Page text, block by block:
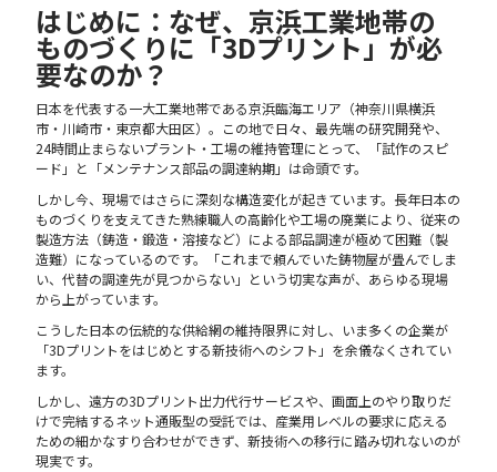
はじめに：なぜ、京浜工業地帯の
ものづくりに「3Dプリント」が必
要なのか？
日本を代表する一大工業地帯である京浜臨海エリア（神奈川県横浜
市・川崎市・東京都大田区）。この地で日々、最先端の研究開発や、
24時間止まらないプラント・工場の維持管理にとって、「試作のスピ
ード」と「メンテナンス部品の調達納期」は命頭です。
しかし今、現場ではさらに深刻な構造変化が起きています。長年日本の
ものづくりを支えてきた熟練職人の高齢化や工場の廃業により、従来の
製造方法（鋳造・鍛造・溶接など）による部品調達が極めて困難（製
造難）になっているのです。「これまで頼んでいた鋳物屋が畳んでしま
い、代替の調達先が見つからない」という切実な声が、あらゆる現場
から上がっています。
こうした日本の伝統的な供給網の維持限界に対し、いま多くの企業が
「3Dプリントをはじめとする新技術へのシフト」を余儀なくされてい
ます。
しかし、遠方の3Dプリント出力代行サービスや、画面上のやり取りだ
けで完結するネット通販型の受託では、産業用レベルの要求に応える
ための細かなすり合わせができず、新技術への移行に踏み切れないのが
現実です。